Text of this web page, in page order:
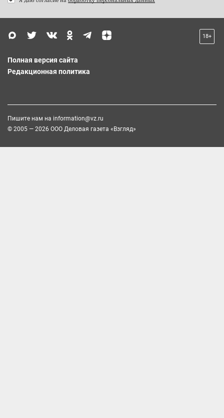
18+
Полная версия сайта
Редакционная политика
Пишите нам на information@vz.ru
© 2005 — 2026 ООО Деловая газета «Взгляд»